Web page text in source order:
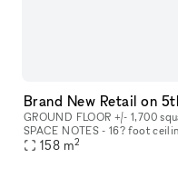
Brand New Retail on
GROUND FLOOR +/- 1,700
SPACE NOTES - 16? foot
158 m2